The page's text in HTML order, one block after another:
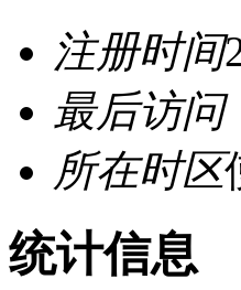
注册时间
最后访问
所在时区
统计信息